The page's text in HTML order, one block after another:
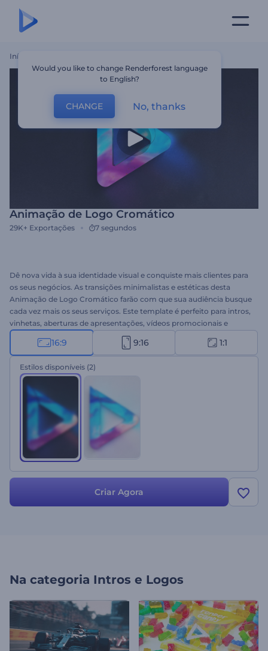
Início
Animação de Logo Cromático
29K+ Exportações 7 segundos
Dê nova vida à sua identidade visual e conquiste mais clientes para
os seus negócios. As transições minimalistas e estéticas desta
Animação de Logo Cromático farão com que sua audiência busque
cada vez mais os seus serviços. Este template é perfeito para intros,
vinhetas, aberturas de apresentações, vídeos promocionais e
muitos outros projetos. Não perca tempo; Experimente este
template agora mesmo!
16:9 9:16 1:1
Estilos disponíveis (2)
Criar Agora
Na categoria Intros e Logos
Would you like to change Renderforest language
to English?
CHANGE No, thanks